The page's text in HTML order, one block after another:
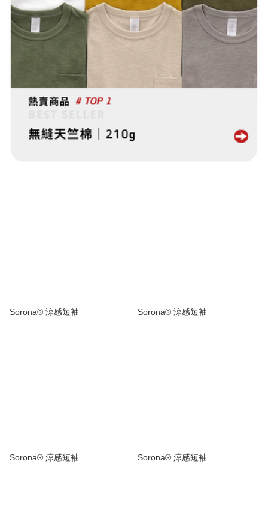
Sorona® 涼感短袖 Sorona® 涼感短袖
Sorona® 涼感短袖 Sorona® 涼感短袖